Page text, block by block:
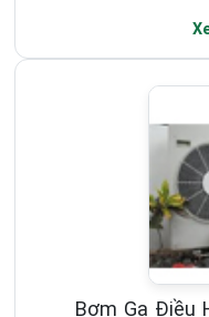
Bơm Ga Điều